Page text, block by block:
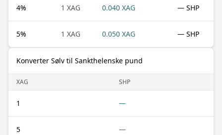
4% 1 XAG 0.040 XAG — SHP
5% 1 XAG 0.050 XAG — SHP
Konverter Sølv til Sankthelenske pund
XAG SHP
1 —
5 —